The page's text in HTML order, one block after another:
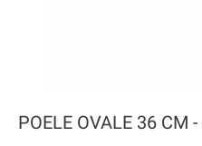
POELE OVALE 36 CM